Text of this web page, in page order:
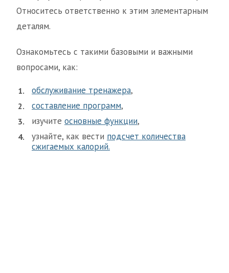
Относитесь ответственно к этим элементарным
деталям.
Ознакомьтесь с такими базовыми и важными
вопросами, как:
обслуживание тренажера,
составление программ,
изучите основные функции,
узнайте, как вести подсчет количества
сжигаемых калорий.